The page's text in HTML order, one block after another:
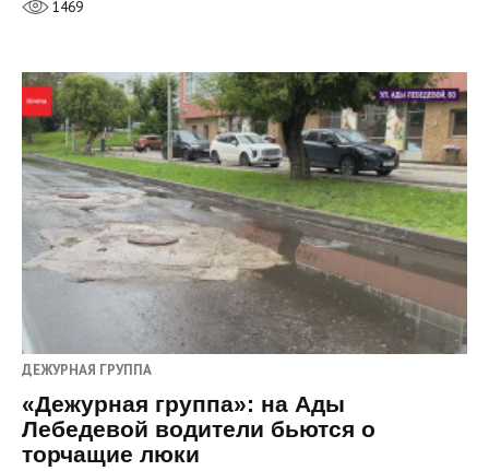
1469
ДЕЖУРНАЯ ГРУППА
«Дежурная группа»: на Ады
Лебедевой водители бьются о
торчащие люки